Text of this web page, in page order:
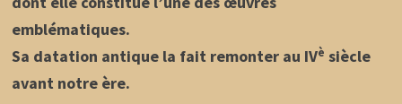
emblématiques.
Sa datation antique la fait remonter au IVè siècle
avant notre ère.